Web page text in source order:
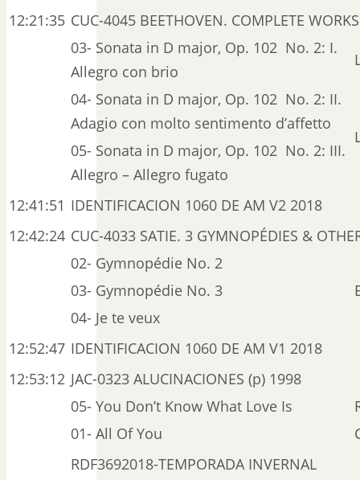
12:21:35 CUC-4045 BEETHOVEN. COMPLETE
03- Sonata in D major, Op. 102 No. 2: I.
Allegro con brio
04- Sonata in D major, Op. 102 No. 2: II.
Adagio con molto sentimento d’affetto
05- Sonata in D major, Op. 102 No. 2: III.
Allegro – Allegro fugato
12:41:51 IDENTIFICACION 1060 DE AM V2 2018
12:42:24 CUC-4033 SATIE. 3 GYMNOPÉDIES &
02- Gymnopédie No. 2
03- Gymnopédie No. 3
04- Je te veux
12:52:47 IDENTIFICACION 1060 DE AM V1 2018
12:53:12 JAC-0323 ALUCINACIONES (p) 1998
05- You Don’t Know What Love Is
01- All Of You
RDF3692018-TEMPORADA INVERNAL